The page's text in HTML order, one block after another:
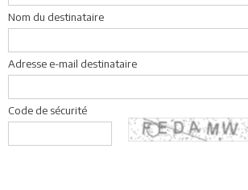
Nom du destinataire
Adresse e-mail destinataire
Code de sécurité